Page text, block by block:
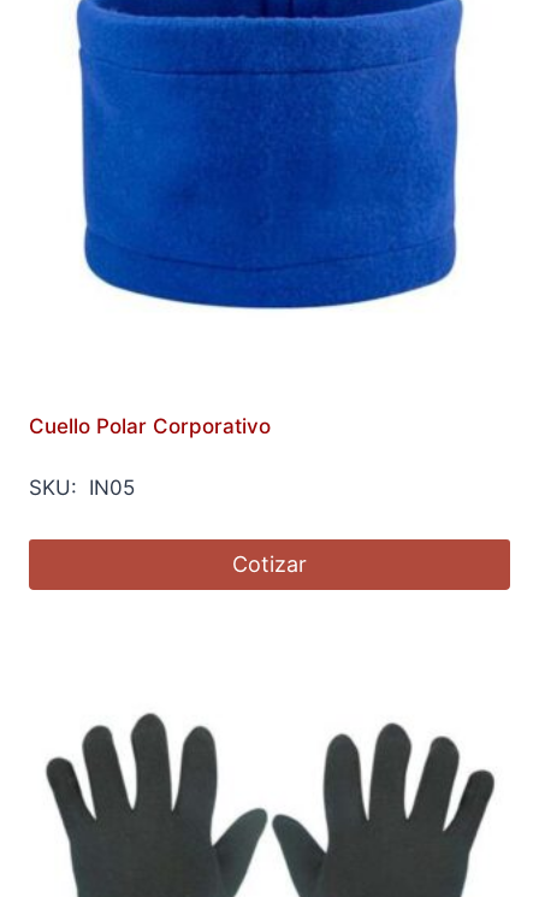
Cuello Polar Corporativo
SKU: IN05
Cotizar